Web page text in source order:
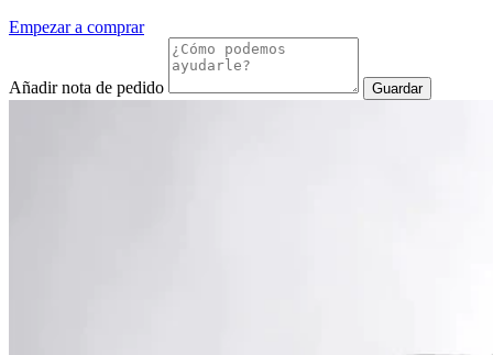
Empezar a comprar
Añadir nota de pedido Guardar